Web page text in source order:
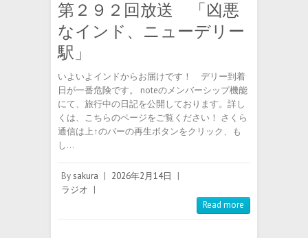
第２９２回放送 「凶悪
なインド、ニューデリー
駅」
いよいよインドからお届けです！ デリー到着
日が一番危険です。 noteのメンバーシップ機能
にて、旅行中の日記を公開しております。詳し
くは、こちらのページをご覧ください！ さくら
通信は上↑のバーの再生ボタンをクリック、も
し…
Bysakura | 2026年2月14日
|
ラジオ |
Read more